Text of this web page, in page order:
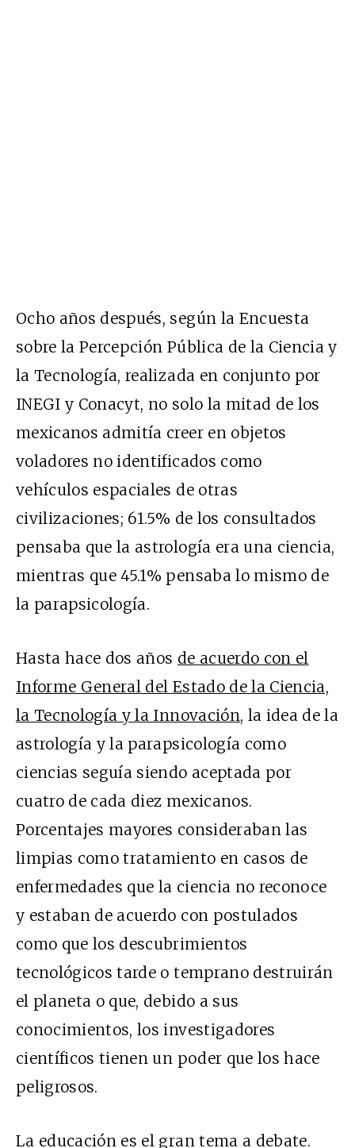
Ocho años después, según la Encuesta
sobre la Percepción Pública de la Ciencia y
la Tecnología, realizada en conjunto por
INEGI y Conacyt, no solo la mitad de los
mexicanos admitía creer en objetos
voladores no identificados como
vehículos espaciales de otras
civilizaciones; 61.5% de los consultados
pensaba que la astrología era una ciencia,
mientras que 45.1% pensaba lo mismo de
la parapsicología.
Hasta hace dos años de acuerdo con el
Informe General del Estado de la Ciencia,
la Tecnología y la Innovación, la idea de la
astrología y la parapsicología como
ciencias seguía siendo aceptada por
cuatro de cada diez mexicanos.
Porcentajes mayores consideraban las
limpias como tratamiento en casos de
enfermedades que la ciencia no reconoce
y estaban de acuerdo con postulados
como que los descubrimientos
tecnológicos tarde o temprano destruirán
el planeta o que, debido a sus
conocimientos, los investigadores
científicos tienen un poder que los hace
peligrosos.
La educación es el gran tema a debate.